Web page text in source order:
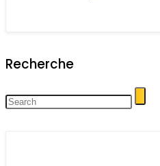
Recherche